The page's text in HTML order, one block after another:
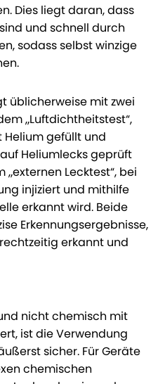
Dies liegt daran, dass
und schnell durch
sodass selbst winzige
üblicherweise mit zwei
„Luftdichtheitstest“,
Helium gefüllt und
Heliumlecks geprüft
Lecktest“, bei
injiziert und mithilfe
erkannt wird. Beide
Erkennungsergebnisse,
erkannt und
nicht chemisch mit
ist die Verwendung
sicher. Für Geräte
chemischen